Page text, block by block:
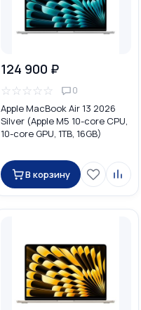
124 900 ₽
☆☆☆☆☆ 0
Apple MacBook Air 13 2026
Silver (Apple M5 10-core CPU,
10-core GPU, 1TB, 16GB)
В корзину